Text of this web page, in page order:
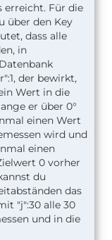
erreicht. Für die
über den Key
dass alle
in
der bewirkt,
Wert in die
er über 0°
einen Wert
wird und
einen
0 vorher
du
das
"j":30 alle 30
und in die